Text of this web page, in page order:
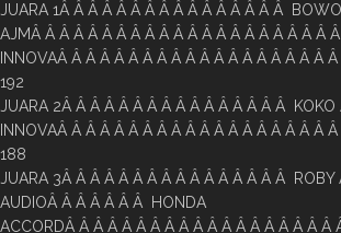
JUARA 1Â Â Â Â Â Â Â Â Â Â Â Â Â Â Â Â
AJMÂ Â Â Â Â Â Â Â Â Â Â Â Â Â Â Â Â Â Â Â Â
INNOVAÂ Â Â Â Â Â Â Â Â Â Â Â Â Â Â Â Â Â Â
192
JUARA 2Â Â Â Â Â Â Â Â Â Â Â Â Â Â Â Â
INNOVAÂ Â Â Â Â Â Â Â Â Â Â Â Â Â Â Â Â Â Â
188
JUARA 3Â Â Â Â Â Â Â Â Â Â Â Â Â Â Â Â
AUDIOÂ Â Â Â Â Â Â HONDA
ACCORDÂ Â Â Â Â Â Â Â Â Â Â Â Â Â Â Â Â Â Â